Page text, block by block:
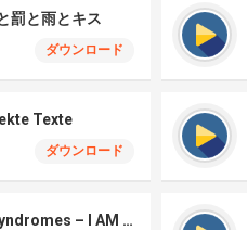
罰と雨とキス
ダウンロード
Texte
ダウンロード
Burnout Syndromes – I AM A HERO